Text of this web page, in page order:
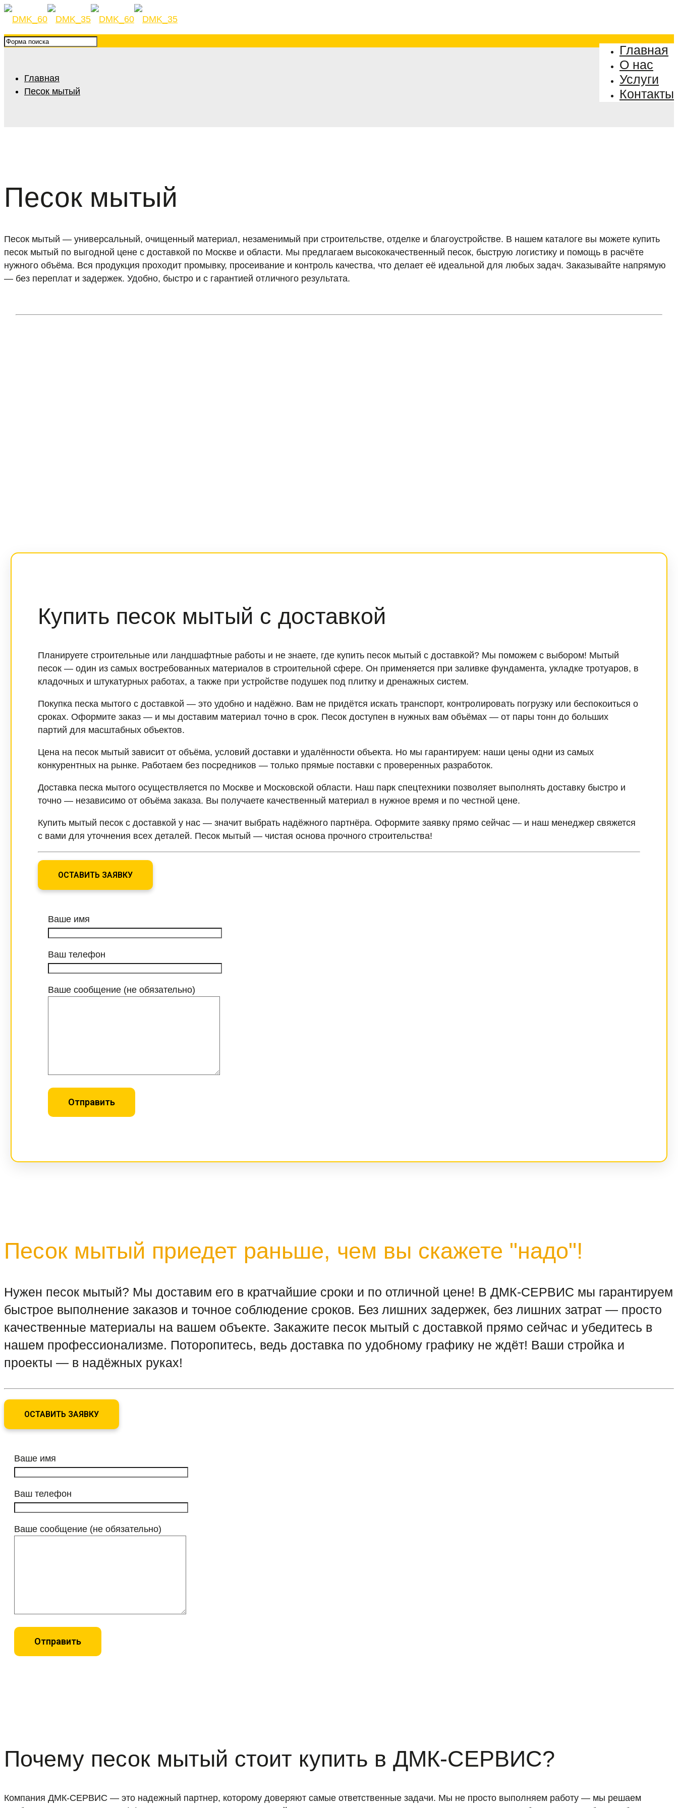
Главная
О нас
Услуги
Контакты
Главная
Песок мытый
Песок мытый
Песок мытый — универсальный, очищенный материал, незаменимый при строительстве, отделке и благоустройстве. В нашем каталоге вы можете купить
песок мытый по выгодной цене с доставкой по Москве и области. Мы предлагаем высококачественный песок, быструю логистику и помощь в расчёте
нужного объёма. Вся продукция проходит промывку, просеивание и контроль качества, что делает её идеальной для любых задач. Заказывайте напрямую
— без переплат и задержек. Удобно, быстро и с гарантией отличного результата.
Купить песок мытый с доставкой
Планируете строительные или ландшафтные работы и не знаете, где купить песок мытый с доставкой? Мы поможем с выбором! Мытый
песок — один из самых востребованных материалов в строительной сфере. Он применяется при заливке фундамента, укладке тротуаров, в
кладочных и штукатурных работах, а также при устройстве подушек под плитку и дренажных систем.
Покупка песка мытого с доставкой — это удобно и надёжно. Вам не придётся искать транспорт, контролировать погрузку или беспокоиться о
сроках. Оформите заказ — и мы доставим материал точно в срок. Песок доступен в нужных вам объёмах — от пары тонн до больших
партий для масштабных объектов.
Цена на песок мытый зависит от объёма, условий доставки и удалённости объекта. Но мы гарантируем: наши цены одни из самых
конкурентных на рынке. Работаем без посредников — только прямые поставки с проверенных разработок.
Доставка песка мытого осуществляется по Москве и Московской области. Наш парк спецтехники позволяет выполнять доставку быстро и
точно — независимо от объёма заказа. Вы получаете качественный материал в нужное время и по честной цене.
Купить мытый песок с доставкой у нас — значит выбрать надёжного партнёра. Оформите заявку прямо сейчас — и наш менеджер свяжется
с вами для уточнения всех деталей. Песок мытый — чистая основа прочного строительства!
ОСТАВИТЬ ЗАЯВКУ
Ваше имя
Ваш телефон
Ваше сообщение (не обязательно)
Песок мытый приедет раньше, чем вы скажете "надо"!
Нужен песок мытый? Мы доставим его в кратчайшие сроки и по отличной цене! В ДМК-СЕРВИС мы гарантируем
быстрое выполнение заказов и точное соблюдение сроков. Без лишних задержек, без лишних затрат — просто
качественные материалы на вашем объекте. Закажите песок мытый с доставкой прямо сейчас и убедитесь в
нашем профессионализме. Поторопитесь, ведь доставка по удобному графику не ждёт! Ваши стройка и
проекты — в надёжных руках!
ОСТАВИТЬ ЗАЯВКУ
Ваше имя
Ваш телефон
Ваше сообщение (не обязательно)
Почему песок мытый стоит купить в ДМК-СЕРВИС?
Компания ДМК-СЕРВИС — это надежный партнер, которому доверяют самые ответственные задачи. Мы не просто выполняем работу — мы решаем